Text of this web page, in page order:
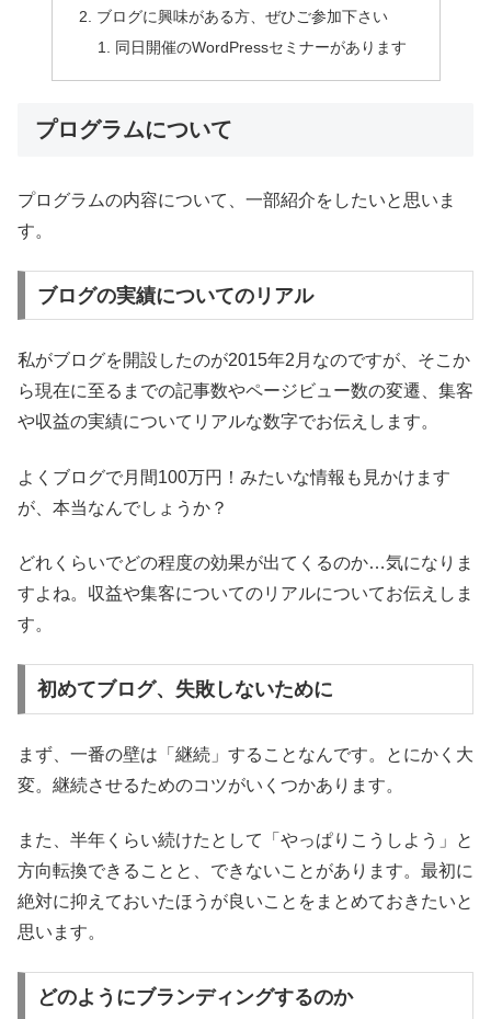
ブログに興味がある方、ぜひご参加下さい
同日開催のWordPressセミナーがあります
プログラムについて
プログラムの内容について、一部紹介をしたいと思いま
す。
ブログの実績についてのリアル
私がブログを開設したのが2015年2月なのですが、そこか
ら現在に至るまでの記事数やページビュー数の変遷、集客
や収益の実績についてリアルな数字でお伝えします。
よくブログで月間100万円！みたいな情報も見かけます
が、本当なんでしょうか？
どれくらいでどの程度の効果が出てくるのか…気になりま
すよね。収益や集客についてのリアルについてお伝えしま
す。
初めてブログ、失敗しないために
まず、一番の壁は「継続」することなんです。とにかく大
変。継続させるためのコツがいくつかあります。
また、半年くらい続けたとして「やっぱりこうしよう」と
方向転換できることと、できないことがあります。最初に
絶対に抑えておいたほうが良いことをまとめておきたいと
思います。
どのようにブランディングするのか